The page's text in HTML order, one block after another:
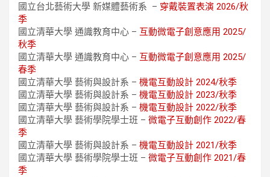
國立台北藝術大學 新媒體藝術系 – 穿戴裝置表演 2026/秋
季
國立清華大學 通識教育中心 – 互動微電子創意應用 2025/
秋季
國立清華大學 通識教育中心 – 互動微電子創意應用 2025/
春季
國立清華大學 藝術與設計系 – 機電互動設計 2024/秋季
國立清華大學 藝術與設計系 – 機電互動設計 2023/秋季
國立清華大學 藝術與設計系 – 機電互動設計 2022/秋季
國立清華大學 藝術學院學士班 – 微電子互動創作 2022/春
季
國立清華大學 藝術與設計系 – 機電互動設計 2021/秋季
國立清華大學 藝術學院學士班 – 微電子互動創作 2021/春
季